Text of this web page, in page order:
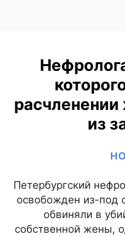
из
Петербургский
освобожден из-под
обвиняли в
собственной жены,